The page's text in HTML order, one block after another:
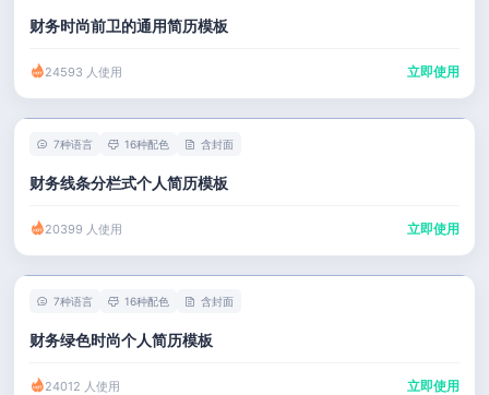
财务时尚前卫的通用简历模板
24593 人使用 立即使用
7种语言 16种配色 含封面
财务线条分栏式个人简历模板
20399 人使用 立即使用
7种语言 16种配色 含封面
财务绿色时尚个人简历模板
24012 人使用 立即使用